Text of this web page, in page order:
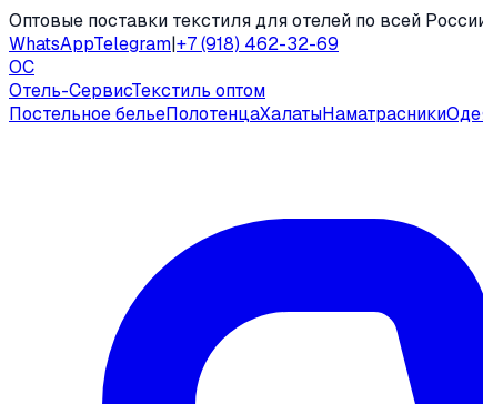
Оптовые поставки текстиля для отелей по всей
WhatsAppTelegram|+7 (918) 462-32-69
ОС
Отель-СервисТекстиль оптом
Постельное бельеПолотенцаХалатыНаматрасники